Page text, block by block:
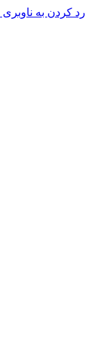
رد کردن به ناوبری